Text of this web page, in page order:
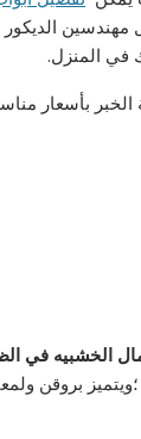
الديكور
في المنزل.
بأسعار
الخشبيه في
بروقن